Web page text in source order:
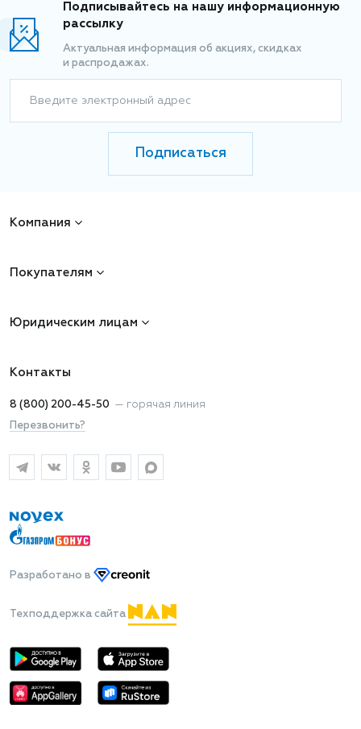
Подписывайтесь на нашу информационную
рассылку
Актуальная информация об акциях, скидках
и распродажах.
Введите электронный адрес
Подписаться
Компания
Покупателям
Юридическим лицам
Контакты
8 (800) 200-45-50 — горячая линия
Перезвонить?
Разработано в
Техподдержка сайта